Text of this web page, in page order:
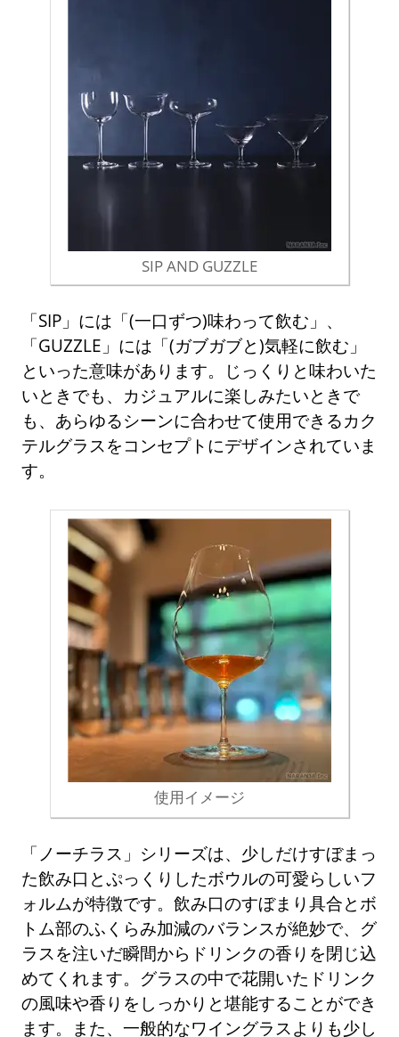
SIP AND GUZZLE
「SIP」には「(一口ずつ)味わって飲む」、
「GUZZLE」には「(ガブガブと)気軽に飲む」
といった意味があります。じっくりと味わいた
いときでも、カジュアルに楽しみたいときで
も、あらゆるシーンに合わせて使用できるカク
テルグラスをコンセプトにデザインされていま
す。
使用イメージ
「ノーチラス」シリーズは、少しだけすぼまっ
た飲み口とぷっくりしたボウルの可愛らしいフ
ォルムが特徴です。飲み口のすぼまり具合とボ
トム部のふくらみ加減のバランスが絶妙で、グ
ラスを注いだ瞬間からドリンクの香りを閉じ込
めてくれます。グラスの中で花開いたドリンク
の風味や香りをしっかりと堪能することができ
ます。また、一般的なワイングラスよりも少し